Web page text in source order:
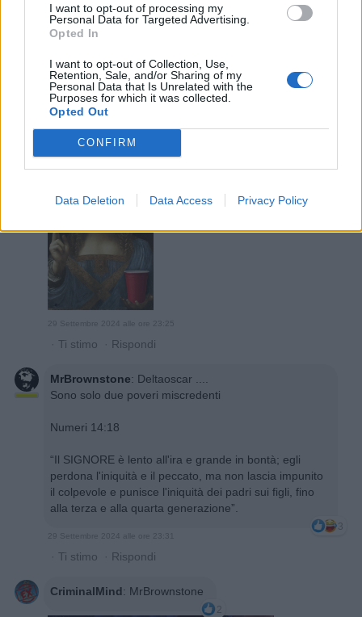
I want to opt-out of processing my
Personal Data for Targeted Advertising.
Opted In
I want to opt-out of Collection, Use,
Retention, Sale, and/or Sharing of my
Personal Data that Is Unrelated with the
Purposes for which it was collected.
Opted Out
CONFIRM
Data Deletion Data Access Privacy Policy
·Ti stimo·Rispondi
1
29 Settembre 2024 alle ore 23:25
·Ti stimo ·Rispondi
BaytaDarell:Po' esse...😁
· Ti stimo · Rispondi
MrBrownstone: Deltaoscar ....
Sono solo due poveri miscredenti
Numeri 14:18
“Il SIGNORE è lento all'ira e grande in bontà; egli
perdona l'iniquità e il peccato, ma non lascia impunito
il colpevole e punisce l'iniquità dei padri sui figli, fino
alla terza e alla quarta generazione”.
3
· Ti stimo · Rispondi
CriminalMind: MrBrownstone
2